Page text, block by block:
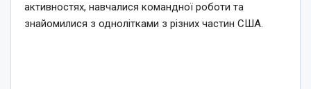
активностях, навчалися командної роботи та
знайомилися з однолітками з різних частин США.